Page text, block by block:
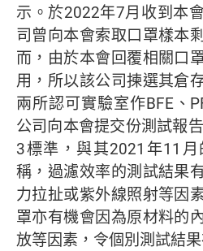
示。於2022年7月收到本
司曾向本會索取口罩樣本
而，由於本會回覆相關口
用，所以該公司揀選其倉
兩所認可實驗室作BFE、
公司向本會提交份測試報
3標準，與其2021年11
稱，過濾效率的測試結果
力拉扯或紫外線照射等因
罩亦有機會因為原材料的
放等因素，令個別測試結